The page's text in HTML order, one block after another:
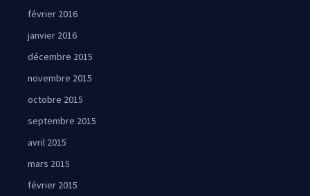
février 2016
janvier 2016
décembre 2015
novembre 2015
octobre 2015
septembre 2015
avril 2015
mars 2015
février 2015